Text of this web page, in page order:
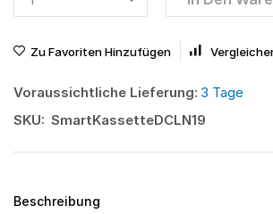
Zu Favoriten Hinzufügen
Voraussichtliche Lieferung: 3 Tage
SKU: SmartKassetteDCLN19
Beschreibung